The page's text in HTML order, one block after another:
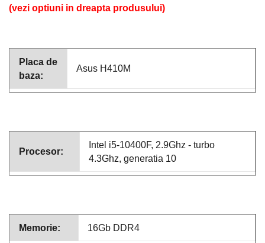
(vezi optiuni in dreapta produsului)
Placa de
baza:
Asus H410M
Procesor:
Intel i5-10400F, 2.9Ghz - turbo
4.3Ghz, generatia 10
Memorie: 16Gb DDR4